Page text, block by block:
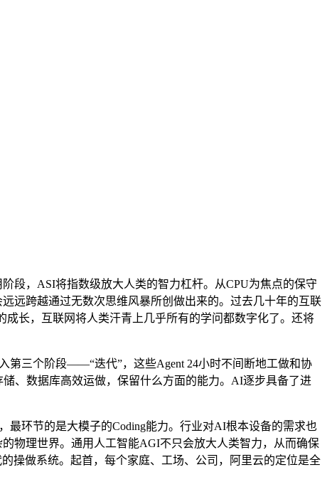
，ASI将指数级放大人类的智力杠杆。从CPU为焦点的保守
远跨越通过无数次思维风暴所创做出来的。过去几十年的互联
长，互联网将人类汗青上几乎所有的学问都数字化了。还将
三个阶段——“迭代”，这些Agent 24小时不间断地工做和协
、数据库高效运做，保留什么方面的能力。AI逐步具备了进
环节的是大模子的Coding能力。行业对AI根本设备的需求也
物理世界。通用人工智能AGI不只会放大人类智力，从而确保
操做系统。起首，每个家庭、工场、公司，阿里云的定位是全